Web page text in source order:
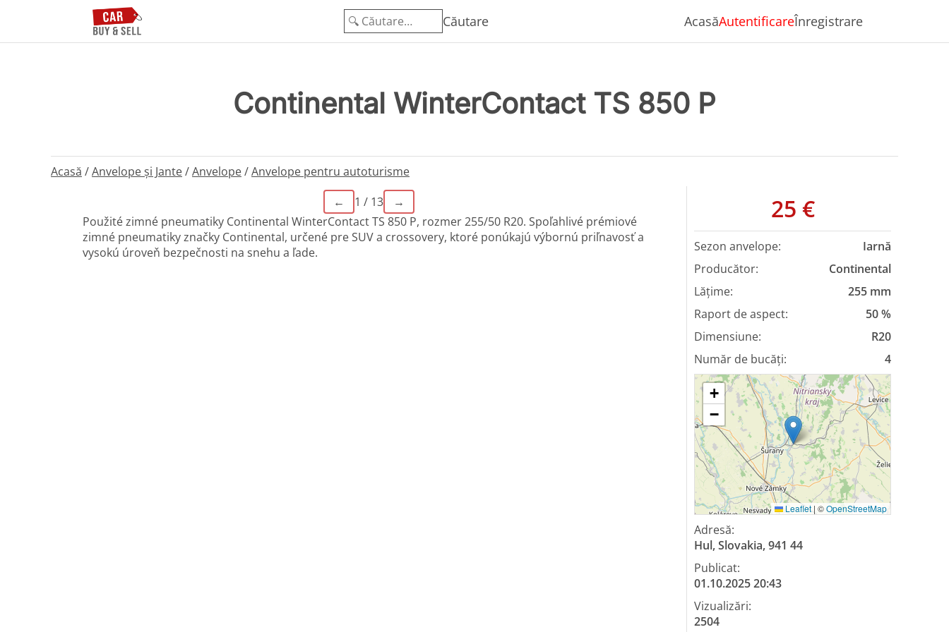
Căutare AcasăAutentificareÎnregistrare
Continental WinterContact TS 850 P
Acasă /Anvelope și Jante/Anvelope/Anvelope pentru autoturisme
←
1 / 13
→
Použité zimné pneumatiky Continental WinterContact TS 850 P, rozmer 255/50 R20. Spoľahlivé prémiové
zimné pneumatiky značky Continental, určené pre SUV a crossovery, ktoré ponúkajú výbornú priľnavosť a
vysokú úroveň bezpečnosti na snehu a ľade.
25 €
Detalii anunț
Sezon anvelope:
Iarnă
Producător:
Continental
Lățime:
255 mm
Raport de aspect:
50 %
Dimensiune:
R20
Număr de bucăți:
4
+
−
Leaflet | ©OpenStreetMap
Adresă:
Hul, Slovakia, 941 44
Publicat:
01.10.2025 20:43
Vizualizări:
2504